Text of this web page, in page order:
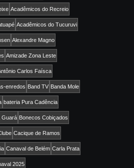
Acadêmicos do Recreio
Acadêmicos do Tucuruvi
Alexandre Magno
Amizade Zona Leste
Carlos Faísca
enredos Band TV Banda Mole
bateria Pura Cadência
Guará Bonecos Cobiçados
Cacique de Ramos
Canaval de Belém Carla Prata
2025